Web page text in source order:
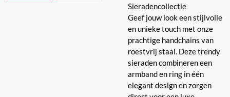
Sieradencollectie
Geef jouw look een stijlvolle
en unieke touch met onze
prachtige handchains van
roestvrij staal. Deze trendy
sieraden combineren een
armband en ring in één
elegant design en zorgen